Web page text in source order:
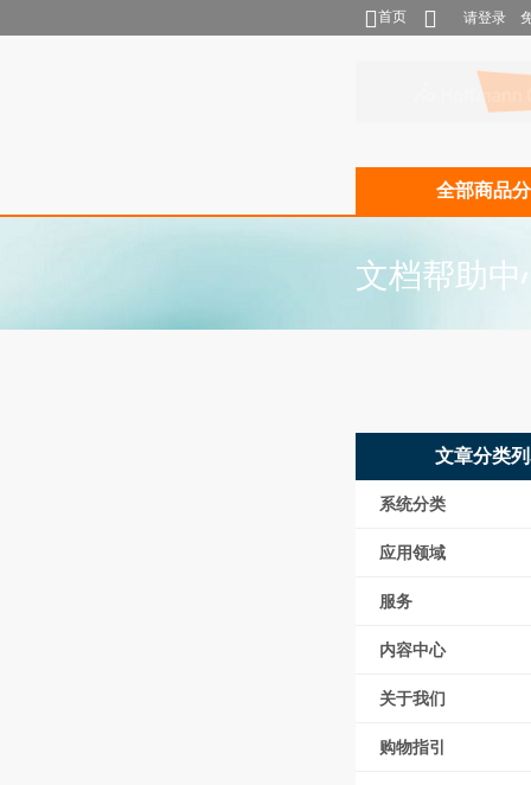
首页 请登录
全部商品
文档帮助中
文章分类
系统分类
应用领域
服务
内容中心
关于我们
购物指引